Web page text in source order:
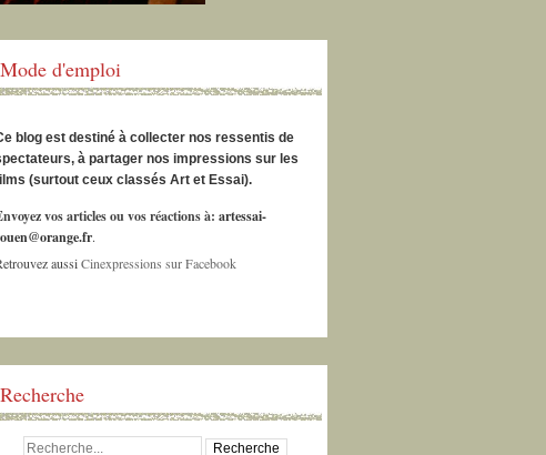
Mode d'emploi
blog est destiné à collecter nos ressentis de
à partager nos impressions sur les
(surtout ceux classés Art et Essai).
vos articles ou vos réactions à: artessai-
.
aussiCinexpressions sur Facebook
Recherche